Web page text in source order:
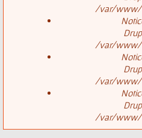
/var/www/
/var/www/
/var/www/
/var/www/